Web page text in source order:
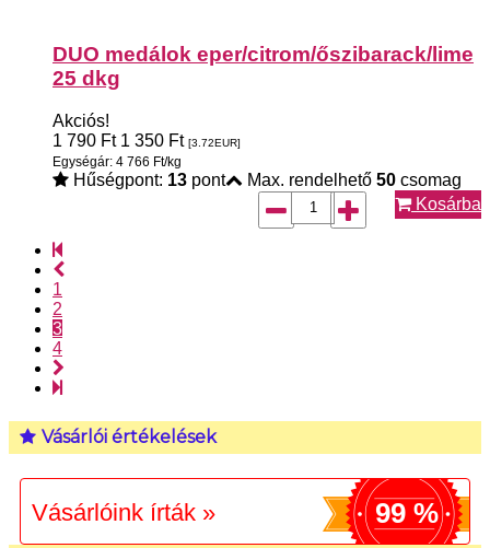
DUO medálok eper/citrom/őszibarack/lime
25 dkg
Akciós!
1 790 Ft 1 350 Ft [3.72EUR]
Egységár: 4 766 Ft/kg
Hűségpont: 13 pont Max. rendelhető 50 csomag
Kosárba
1
2
3
4
Vásárlói értékelések
Vásárlóink írták » 99 %